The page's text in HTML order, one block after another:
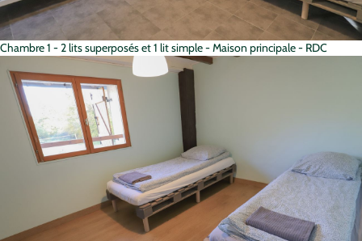
Chambre 1 - 2 lits superposés et 1 lit simple - Maison principale - RDC